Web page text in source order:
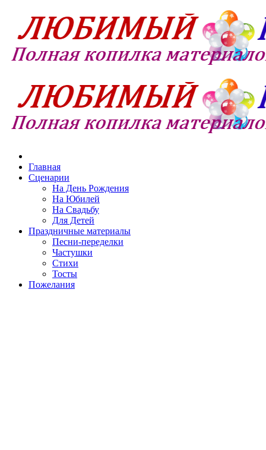
Главная
Сценарии
На День Рождения
На Юбилей
На Свадьбу
Для Детей
Праздничные материалы
Песни-переделки
Частушки
Стихи
Тосты
Пожелания